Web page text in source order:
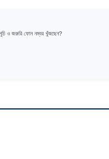
ও জরুরি ফোন নম্বর খুঁজছেন?
নিউজ: আজকের